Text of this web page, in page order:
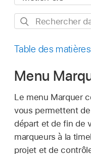
Rechercher
ce
Table des matières
Menu
Le menu Marquer
vous permettent
départ et de fin de
marqueurs à la
projet et de